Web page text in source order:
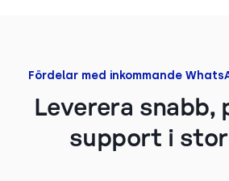
Fördelar med inkommande
Leverera snabb,
support i stor